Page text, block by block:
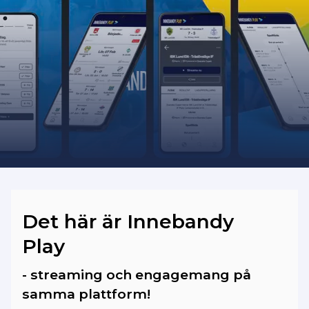
Bilder och videoklipp från matcherna
som spelades fram till säsongen 2025/26
har vi dessvärre ingen möjlighet att
importera in på vår plattform.
Det här är Innebandy
Play
- streaming och engagemang på
samma plattform!